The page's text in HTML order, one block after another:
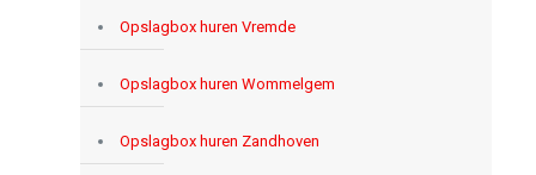
Opslagbox huren Vremde
Opslagbox huren Wommelgem
Opslagbox huren Zandhoven